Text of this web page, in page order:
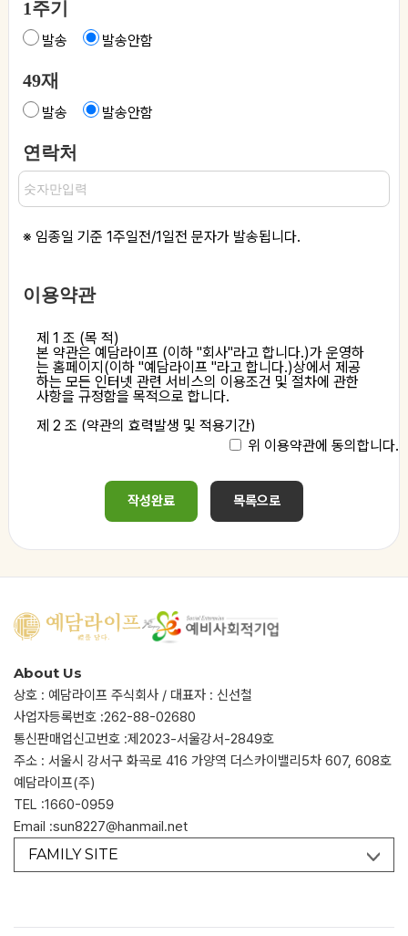
1주기
발송 발송안함
49재
발송 발송안함
연락처
※ 임종일 기준 1주일전/1일전 문자가 발송됩니다.
이용약관
제 1 조 (목 적)
본 약관은 예담라이프 (이하 "회사"라고 합니다.)가 운영하
는 홈페이지(이하 "예담라이프 "라고 합니다.)상에서 제공
하는 모든 인터넷 관련 서비스의 이용조건 및 절차에 관한
사항을 규정함을 목적으로 합니다.
제 2 조 (약관의 효력발생 및 적용기간)
본 약관은 예담라이프 의 이용자에게 공시하여 이용자 개개
인의 동의를 얻음으로써 효력을 발생합니다.
제 3 조 (약관의 개정)
가. 회사는 예담라이프 의 운영상 합리적인 사유가 발생될
경우에는 관련법령을 위배하지 않는 범위내에서 본 약관을
개정할 수 있습니다.
가. 고객이 "개인정보의 제공 및 활용 동의서"에 동의한 경
우에 한해 "개인정보의 제공 및 활용 동의서"에 명시된 사항
이 본 약관과 다를 경우 "개인정보의 제공 및 활용 동의
서"에 명시되지 않은 사항이 있을 경우에 한해 본 약관의 조
항을 적용합니다.
나. 본 약관 및 "개인정보의 제공 및 활용 동의서"에 명시되
지 않은 사항은 관계 법령의 규정에 따릅니다.
제 5 조 (용어의 정의)
가. 본 약관에서 사용하는 용어의 정의는 다음과 같습니다.
1) 서비스: 회사가 예담라이프 에서 제공하는 인터넷상의 모
든 서비스
2) 이용계약: 회사가 운영하는 예담라이프 의 서비스를 제
공받기 위하여 이용자가 본 약관에 동의, 개인 신상정보의
제공등을 절차에 따라 가입하여 예담라이프 의 고객이 되는
것
3) 이용신청: 예담라이프 의 서비스 이용을 신청하는 것
4) 고객: 회사와 서비스 이용계약을 체결한 자
위 이용약관에 동의합니다.
작성완료 목록으로
About Us
상호 : 예담라이프 주식회사 / 대표자 : 신선철
사업자등록번호 :262-88-02680
통신판매업신고번호 :제2023-서울강서-2849호
주소 : 서울시 강서구 화곡로 416 가양역 더스카이밸리5차 607, 608호
예담라이프(주)
TEL :1660-0959
Email :sun8227@hanmail.net
FAMILY SITE